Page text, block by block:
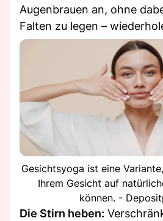
Augenbrauen an, ohne
Falten zu legen –
Gesichtsyoga ist eine
Ihrem Gesicht auf
können. -
Die Stirn heben: